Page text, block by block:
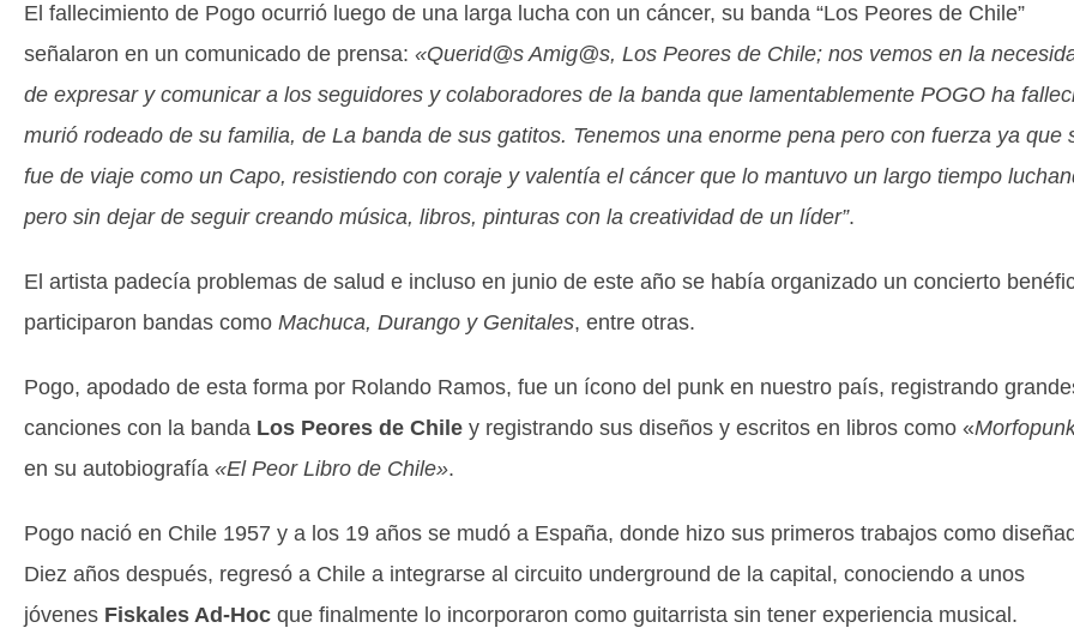
El fallecimiento de Pogo ocurrió luego de una larga lucha con un cáncer, su banda “Los Peores de Chile”
señalaron en un comunicado de prensa: «Querid@s Amig@s, Los Peores de Chile; nos vemos en la
de expresar y comunicar a los seguidores y colaboradores de la banda que lamentablemente POGO ha
murió rodeado de su familia, de La banda de sus gatitos. Tenemos una enorme pena pero con fuerza ya que
fue de viaje como un Capo, resistiendo con coraje y valentía el cáncer que lo mantuvo un largo tiempo
pero sin dejar de seguir creando música, libros, pinturas con la creatividad de un líder”.
El artista padecía problemas de salud e incluso en junio de este año se había organizado un concierto
participaron bandas como Machuca, Durango y Genitales, entre otras.
Pogo, apodado de esta forma por Rolando Ramos, fue un ícono del punk en nuestro país, registrando
canciones con la banda Los Peores de Chile y registrando sus diseños y escritos en libros como «
en su autobiografía «El Peor Libro de Chile».
Pogo nació en Chile 1957 y a los 19 años se mudó a España, donde hizo sus primeros trabajos como
Diez años después, regresó a Chile a integrarse al circuito underground de la capital, conociendo a unos
jóvenes Fiskales Ad-Hoc que finalmente lo incorporaron como guitarrista sin tener experiencia musical.